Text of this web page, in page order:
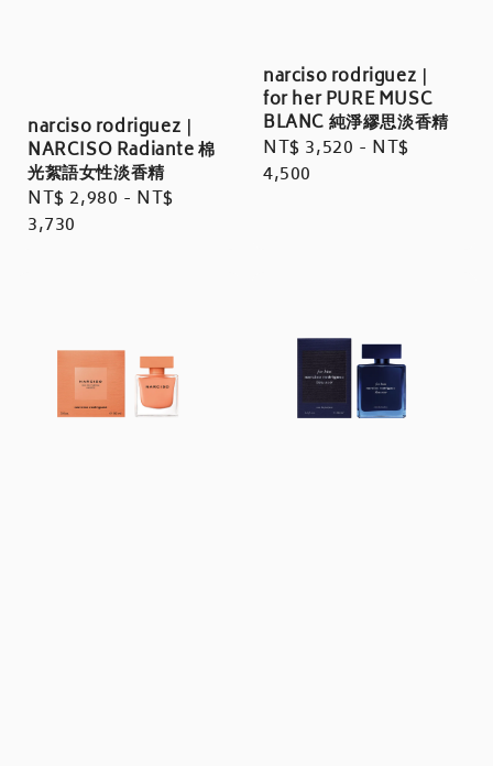
narciso rodriguez｜
NARCISO Radiante 棉
光絮語女性淡香精
Regular
price
NT$ 2,980 - NT$
3,730
narciso rodriguez｜
for her PURE MUSC
BLANC 純淨繆思淡香精
Regular
price
NT$ 3,520 - NT$
4,500